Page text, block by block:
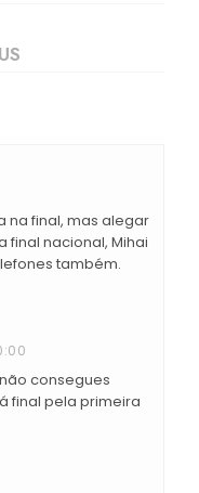
na final, mas alegar
final nacional, Mihai
também.
consegues
final pela primeira